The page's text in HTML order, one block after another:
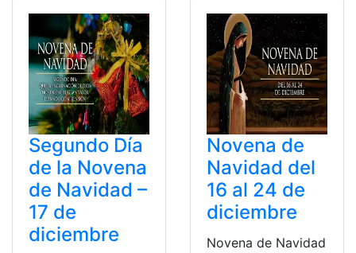
Segundo Día
de la Novena
de Navidad –
17 de
diciembre
Novena de
Navidad del
16 al 24 de
diciembre
Novena de Navidad